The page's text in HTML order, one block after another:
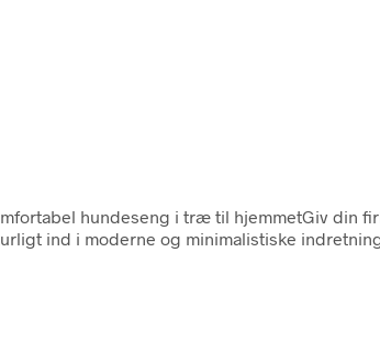
hundeseng i træ til hjemmetGiv din
ind i moderne og minimalistiske